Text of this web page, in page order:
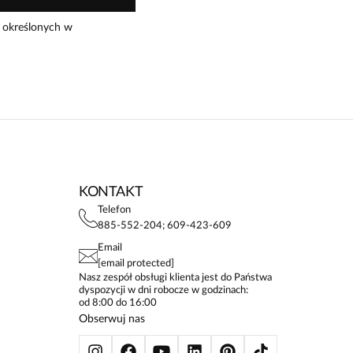
określonych w
KONTAKT
Telefon
885-552-204; 609-423-609
Email
[email protected]
Nasz zespół obsługi klienta jest do Państwa
dyspozycji w dni robocze w godzinach:
od 8:00 do 16:00
Obserwuj nas